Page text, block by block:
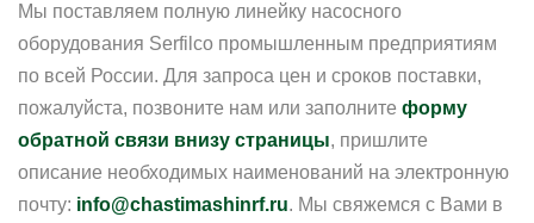
Мы поставляем полную линейку насосного
оборудования Serfilco промышленным предприятиям
по всей России. Для запроса цен и сроков поставки,
пожалуйста, позвоните нам или заполните форму
обратной связи внизу страницы, пришлите
описание необходимых наименований на электронную
почту: info@chastimashinrf.ru. Мы свяжемся с Вами в